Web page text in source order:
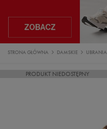
STRONA GŁÓWNA DAMSKIE UBRANIA
PRODUKT NIEDOSTĘPNY